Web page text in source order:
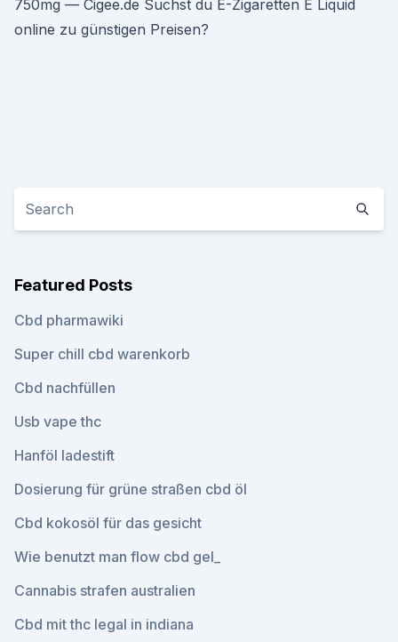
750mg — Cigee.de Suchst du E-Zigaretten E Liquid
online zu günstigen Preisen?
Featured Posts
Cbd pharmawiki
Super chill cbd warenkorb
Cbd nachfüllen
Usb vape thc
Hanföl ladestift
Dosierung für grüne straßen cbd öl
Cbd kokosöl für das gesicht
Wie benutzt man flow cbd gel_
Cannabis strafen australien
Cbd mit thc legal in indiana